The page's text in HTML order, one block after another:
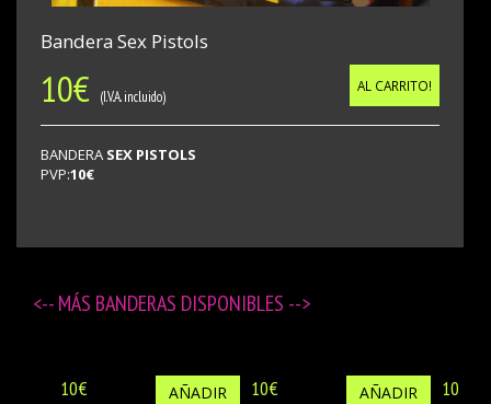
Bandera Sex Pistols
10€ (I.V.A. incluido)
AL CARRITO!
BANDERA SEX PISTOLS
PVP:10€
<-- MÁS BANDERAS DISPONIBLES -->
10€ AÑADIR 10€ AÑADIR 10€